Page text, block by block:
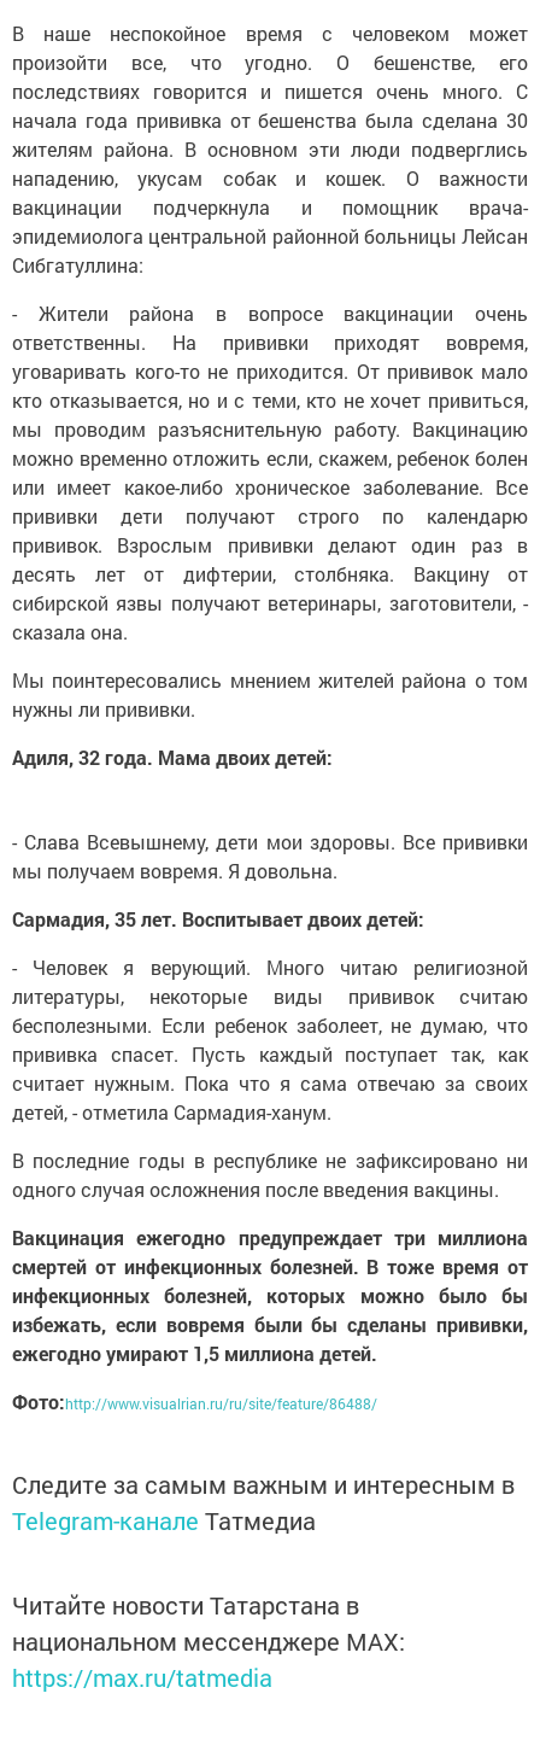
В наше неспокойное время с человеком может
произойти все, что угодно. О бешенстве, его
последствиях говорится и пишется очень много. С
начала года прививка от бешенства была сделана 30
жителям района. В основном эти люди подверглись
нападению, укусам собак и кошек. О важности
вакцинации подчеркнула и помощник врача-
эпидемиолога центральной районной больницы Лейсан
Сибгатуллина:
- Жители района в вопросе вакцинации очень
ответственны. На прививки приходят вовремя,
уговаривать кого-то не приходится. От прививок мало
кто отказывается, но и с теми, кто не хочет привиться,
мы проводим разъяснительную работу. Вакцинацию
можно временно отложить если, скажем, ребенок болен
или имеет какое-либо хроническое заболевание. Все
прививки дети получают строго по календарю
прививок. Взрослым прививки делают один раз в
десять лет от дифтерии, столбняка. Вакцину от
сибирской язвы получают ветеринары, заготовители, -
сказала она.
Мы поинтересовались мнением жителей района о том
нужны ли прививки.
Адиля, 32 года. Мама двоих детей:
- Слава Всевышнему, дети мои здоровы. Все прививки
мы получаем вовремя. Я довольна.
Сармадия, 35 лет. Воспитывает двоих детей:
- Человек я верующий. Много читаю религиозной
литературы, некоторые виды прививок считаю
бесполезными. Если ребенок заболеет, не думаю, что
прививка спасет. Пусть каждый поступает так, как
считает нужным. Пока что я сама отвечаю за своих
детей, - отметила Сармадия-ханум.
В последние годы в республике не зафиксировано ни
одного случая осложнения после введения вакцины.
Вакцинация ежегодно предупреждает три миллиона
смертей от инфекционных болезней. В тоже время от
инфекционных болезней, которых можно было бы
избежать, если вовремя были бы сделаны прививки,
ежегодно умирают 1,5 миллиона детей.
Фото:http://www.visualrian.ru/ru/site/feature/86488/
Следите за самым важным и интересным в
Telegram-канале Татмедиа
Читайте новости Татарстана в
национальном мессенджере MАХ:
https://max.ru/tatmedia